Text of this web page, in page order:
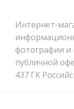
Интернет-
фотографии и
публичной
437 ГК